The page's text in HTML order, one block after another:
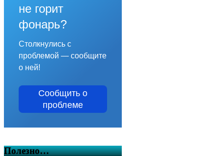
не горит
фонарь?
Столкнулись с
проблемой — сообщите
о ней!
Сообщить о
проблеме
Полезно…